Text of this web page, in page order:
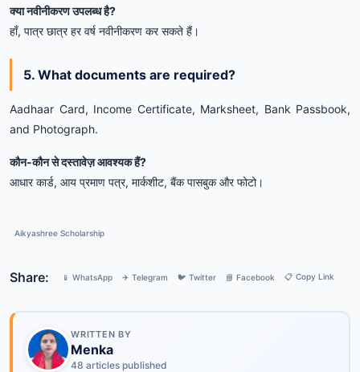
क्या नवीनीकरण उपलब्ध है?
हाँ, पात्र छात्र हर वर्ष नवीनीकरण कर सकते हैं।
5. What documents are required?
Aadhaar Card, Income Certificate, Marksheet, Bank Passbook,
and Photograph.
कौन-कौन से दस्तावेज़ आवश्यक हैं?
आधार कार्ड, आय प्रमाण पत्र, मार्कशीट, बैंक पासबुक और फोटो।
Aikyashree Scholarship
Share: 📱 WhatsApp ✈️ Telegram 🐦 Twitter 📘 Facebook 📋 Copy Link
WRITTEN BY
Menka
48 articles published